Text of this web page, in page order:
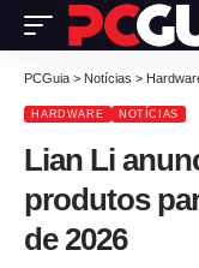
PCGuia > Notícias >
HARDWARE NOTÍCIAS
Lian Li
produtos
de 2026